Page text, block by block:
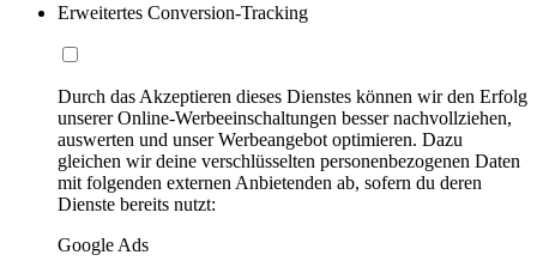
Erweitertes Conversion-Tracking
Durch das Akzeptieren dieses Dienstes können wir den Erfolg
unserer Online-Werbeeinschaltungen besser nachvollziehen,
auswerten und unser Werbeangebot optimieren. Dazu
gleichen wir deine verschlüsselten personenbezogenen Daten
mit folgenden externen Anbietenden ab, sofern du deren
Dienste bereits nutzt:
Google Ads